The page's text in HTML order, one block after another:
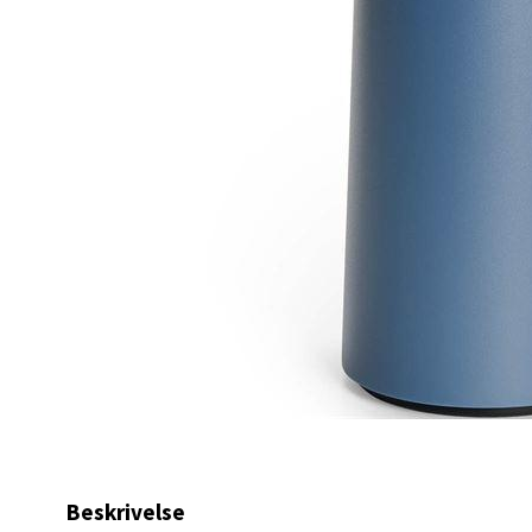
Beskrivelse
Erich